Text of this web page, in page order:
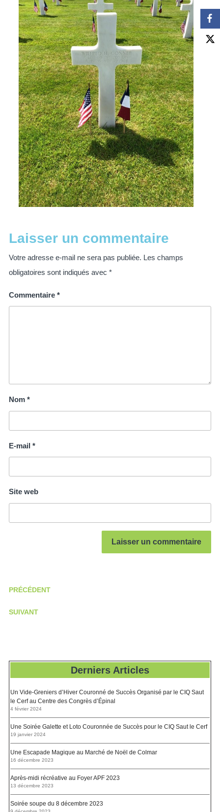
Laisser un commentaire
Votre adresse e-mail ne sera pas publiée. Les champs
obligatoires sont indiqués avec *
Commentaire *
Nom *
E-mail *
Site web
PRÉCÉDENT
SUIVANT
Derniers Articles
Un Vide-Greniers d’Hiver Couronné de Succès Organisé par le CIQ Saut
le Cerf au Centre des Congrès d’Épinal
4 février 2024
Une Soirée Galette et Loto Couronnée de Succès pour le CIQ Saut le Cerf
19 janvier 2024
Une Escapade Magique au Marché de Noël de Colmar
16 décembre 2023
Après-midi récréative au Foyer APF 2023
13 décembre 2023
Soirée soupe du 8 décembre 2023